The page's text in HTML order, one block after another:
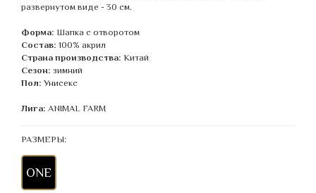
развернутом виде - 30 см.
Форма: Шапка с отворотом
Состав: 100% акрил
Страна производства: Китай
Сезон: зимний
Пол: Унисекс
Лига: ANIMAL FARM
РАЗМЕРЫ:
ONE